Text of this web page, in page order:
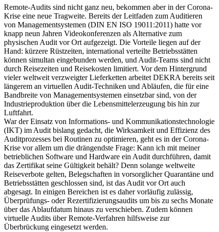
Remote-Audits sind nicht ganz neu, bekommen aber in der Corona-
Krise eine neue Tragweite. Bereits der Leitfaden zum Auditieren
von Managementsystemen (DIN EN ISO 19011:2011) hatte vor
knapp neun Jahren Videokonferenzen als Alternative zum
physischen Audit vor Ort aufgezeigt. Die Vorteile liegen auf der
Hand: kürzere Rüstzeiten, international verteilte Betriebsstätten
können simultan eingebunden werden, und Audit-Teams sind nicht
durch Reisezeiten und Reisekosten limitiert. Vor dem Hintergrund
vieler weltweit verzweigter Lieferketten arbeitet DEKRA bereits seit
längerem an virtuellen Audit-Techniken und Abläufen, die für eine
Bandbreite von Managementsystemen einsetzbar sind, von der
Industrieproduktion über die Lebensmittelerzeugung bis hin zur
Luftfahrt.
War der Einsatz von Informations- und Kommunikationstechnologie
(IKT) im Audit bislang gedacht, die Wirksamkeit und Effizienz des
Auditprozesses bei Routinen zu optimieren, geht es in der Corona-
Krise vor allem um die drängendste Frage: Kann ich mit meiner
betrieblichen Software und Hardware ein Audit durchführen, damit
das Zertifikat seine Gültigkeit behält? Denn solange weltweite
Reiseverbote gelten, Belegschaften in vorsorglicher Quarantäne und
Betriebsstätten geschlossen sind, ist das Audit vor Ort auch
abgesagt. In einigen Bereichen ist es daher vorläufig zulässig,
Überprüfungs- oder Rezertifizierungsaudits um bis zu sechs Monate
über das Ablaufdatum hinaus zu verschieben. Zudem können
virtuelle Audits über Remote-Verfahren hilfsweise zur
Überbrückung eingesetzt werden.